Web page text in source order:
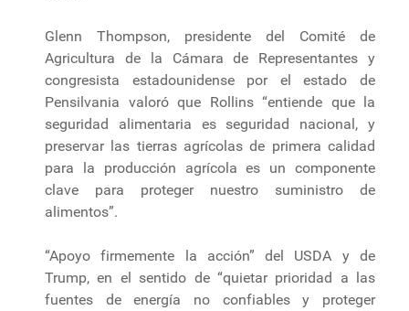
Glenn Thompson, presidente del Comité de
Agricultura de la Cámara de Representantes y
congresista estadounidense por el estado de
Pensilvania valoró que Rollins “entiende que la
seguridad alimentaria es seguridad nacional, y
preservar las tierras agrícolas de primera calidad
para la producción agrícola es un componente
clave para proteger nuestro suministro de
alimentos”.
“Apoyo firmemente la acción” del USDA y de
Trump, en el sentido de “quietar prioridad a las
fuentes de energía no confiables y proteger